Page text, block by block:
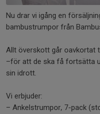
Nu drar vi igång en
bambustrumpor från
Allt överskott går oavkortat
–för att de ska få fortsätta
sin idrott.
Vi erbjuder:
– Ankelstrumpor, 7-pack